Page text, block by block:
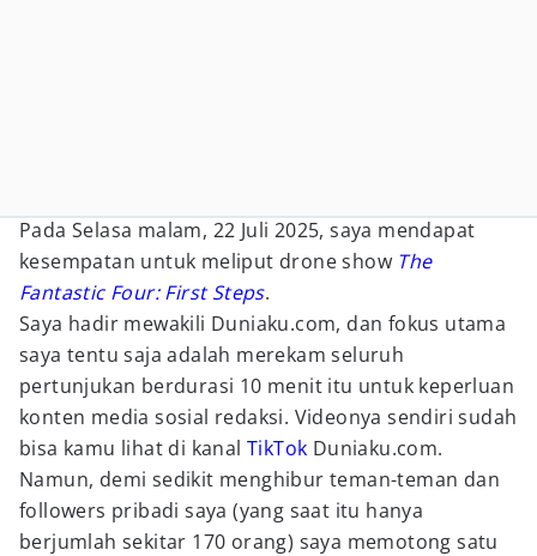
Pada Selasa malam, 22 Juli 2025, saya mendapat
kesempatan untuk meliput drone show The
Fantastic Four: First Steps.
Saya hadir mewakili Duniaku.com, dan fokus utama
saya tentu saja adalah merekam seluruh
pertunjukan berdurasi 10 menit itu untuk keperluan
konten media sosial redaksi. Videonya sendiri sudah
bisa kamu lihat di kanal TikTok Duniaku.com.
Namun, demi sedikit menghibur teman-teman dan
followers pribadi saya (yang saat itu hanya
berjumlah sekitar 170 orang) saya memotong satu